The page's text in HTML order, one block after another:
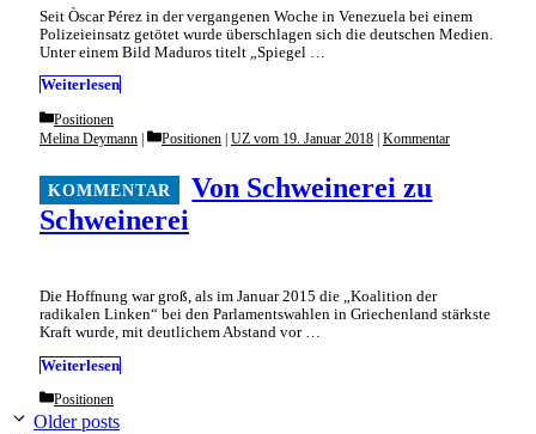
Seit Òscar Pérez in der vergangenen Woche in Venezuela bei einem
Polizeieinsatz getötet wurde überschlagen sich die deutschen Medien.
Unter einem Bild Maduros titelt „Spiegel …
Weiterlesen
Categories
Positionen
Von Schweinerei zu
Schweinerei
Melina Deymann Categories
Positionen UZ vom 19. Januar 2018 Kommentar
Die Hoffnung war groß, als im Januar 2015 die „Koalition der
radikalen Linken“ bei den Parlamentswahlen in Griechenland stärkste
Kraft wurde, mit deutlichem Abstand vor …
Weiterlesen
Categories
Positionen
Older posts